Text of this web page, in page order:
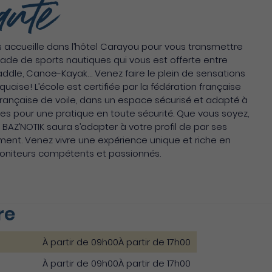
accueille dans l’hôtel Carayou pour vous transmettre
de sports nautiques qui vous est offerte entre
Canoe-Kayak… Venez faire le plein de sensations
L’école est certifiée par la fédération française
de voile, dans un espace sécurisé et adapté à
pour une pratique en toute sécurité. Que vous soyez,
saura s’adapter à votre profil de par ses
Venez vivre une expérience unique et riche en
compétents et passionnés.
À partir de 09h00À partir de 17h00
À partir de 09h00À partir de 17h00